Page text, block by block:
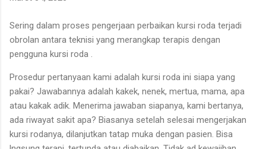
Sering dalam proses pengerjaan perbaikan kursi roda terjadi
obrolan antara teknisi yang merangkap terapis dengan
pengguna kursi roda .
Prosedur pertanyaan kami adalah kursi roda ini siapa yang
pakai? Jawabannya adalah kakek, nenek, mertua, mama, apa
atau kakak adik. Menerima jawaban siapanya, kami bertanya,
ada riwayat sakit apa? Biasanya setelah selesai mengerjakan
kursi rodanya, dilanjutkan tatap muka dengan pasien. Bisa